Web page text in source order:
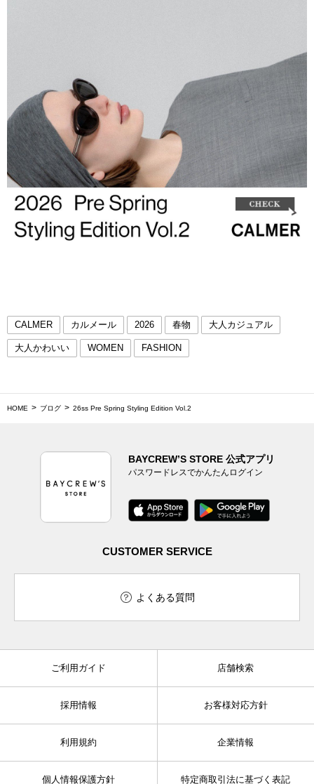
CALMER カルメール 2026 春物 大人カジュアル
大人かわいい WOMEN FASHION
HOME ブログ 26ss Pre Spring Styling Edition Vol.2
BAYCREW’S STORE 公式アプリ
パスワードレスでかんたんログイン
CUSTOMER SERVICE
よくある質問
ご利用ガイド 店舗検索
採用情報 お客様対応方針
利用規約 企業情報
個人情報保護方針 特定商取引法に基づく表記